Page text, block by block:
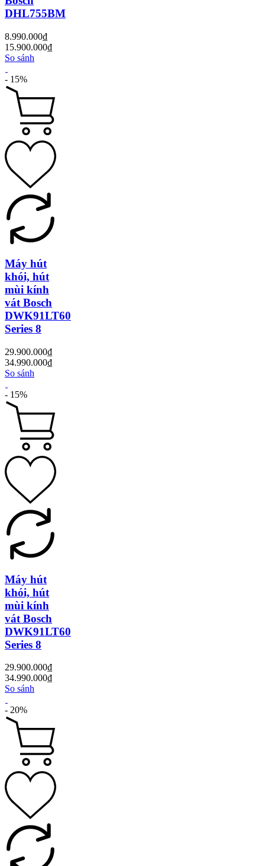
DHL755BM
8.990.000₫
15.900.000₫
So sánh
- 15%
Máy hút
khói, hút
mùi kính
vát Bosch
DWK91LT60
Series 8
29.900.000₫
34.990.000₫
So sánh
- 15%
Máy hút
khói, hút
mùi kính
vát Bosch
DWK91LT60
Series 8
29.900.000₫
34.990.000₫
So sánh
- 20%